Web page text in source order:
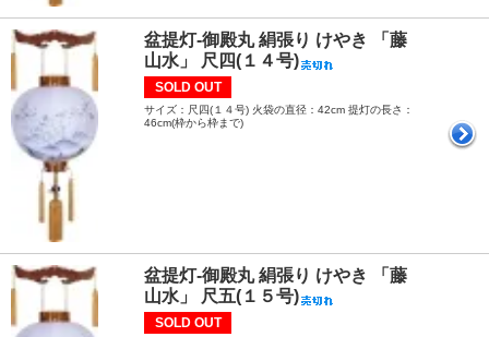
盆提灯-御殿丸 絹張り けやき 「藤
山水」 尺四(１４号)
SOLD OUT
サイズ：尺四(１４号) 火袋の直径：42cm 提灯の長さ：
46cm(枠から枠まで)
盆提灯-御殿丸 絹張り けやき 「藤
山水」 尺五(１５号)
SOLD OUT